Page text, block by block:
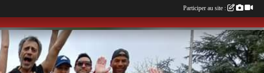
Participer au site :